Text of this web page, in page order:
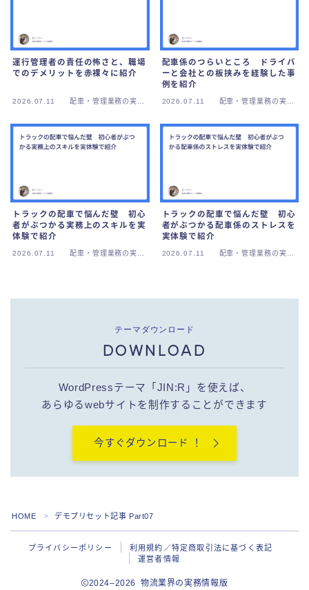
運行管理者の責任の怖さと、職場
でのデメリットを赤裸々に紹介
2026.07.11
配車・管理業務の実務
配車係のつらいところ ドライバ
ーと会社との板挟みを経験した事
例を紹介
2026.07.11
配車・管理業務の実務
トラックの配車で悩んだ壁 初心
者がぶつかる実務上のスキルを実
体験で紹介
2026.07.11
配車・管理業務の実務
トラックの配車で悩んだ壁 初心
者がぶつかる配車係のストレスを
実体験で紹介
2026.07.11
配車・管理業務の実務
テーマダウンロード
DOWNLOAD
WordPressテーマ「JIN:R」を使えば、
あらゆるwebサイトを制作することができます
今すぐダウンロード ！
HOME ＞ デモプリセット記事 Part07
プライバシーポリシー
利用規約／特定商取引法に基づく表記
運営者情報
2024–2026 物流業界の実務情報版